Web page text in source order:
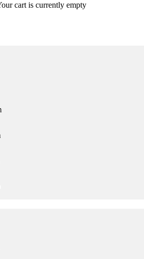
cart is currently empty